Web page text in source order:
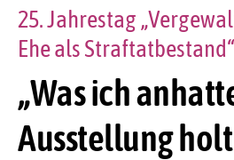
„Was ich
Ausstellung
25. Jahrestag
Ehe als Straftatbestand“